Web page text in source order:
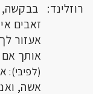
רוזלינד: בבקשה,
זאבים
אעזור
אותך אם
(לפיבּי):
אשה,